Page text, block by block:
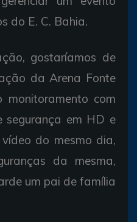
do E. C. Bahia.
gostaríamos de
da Arena Fonte
com
segurança em HD e
do mesmo dia,
da mesma,
um pai de família